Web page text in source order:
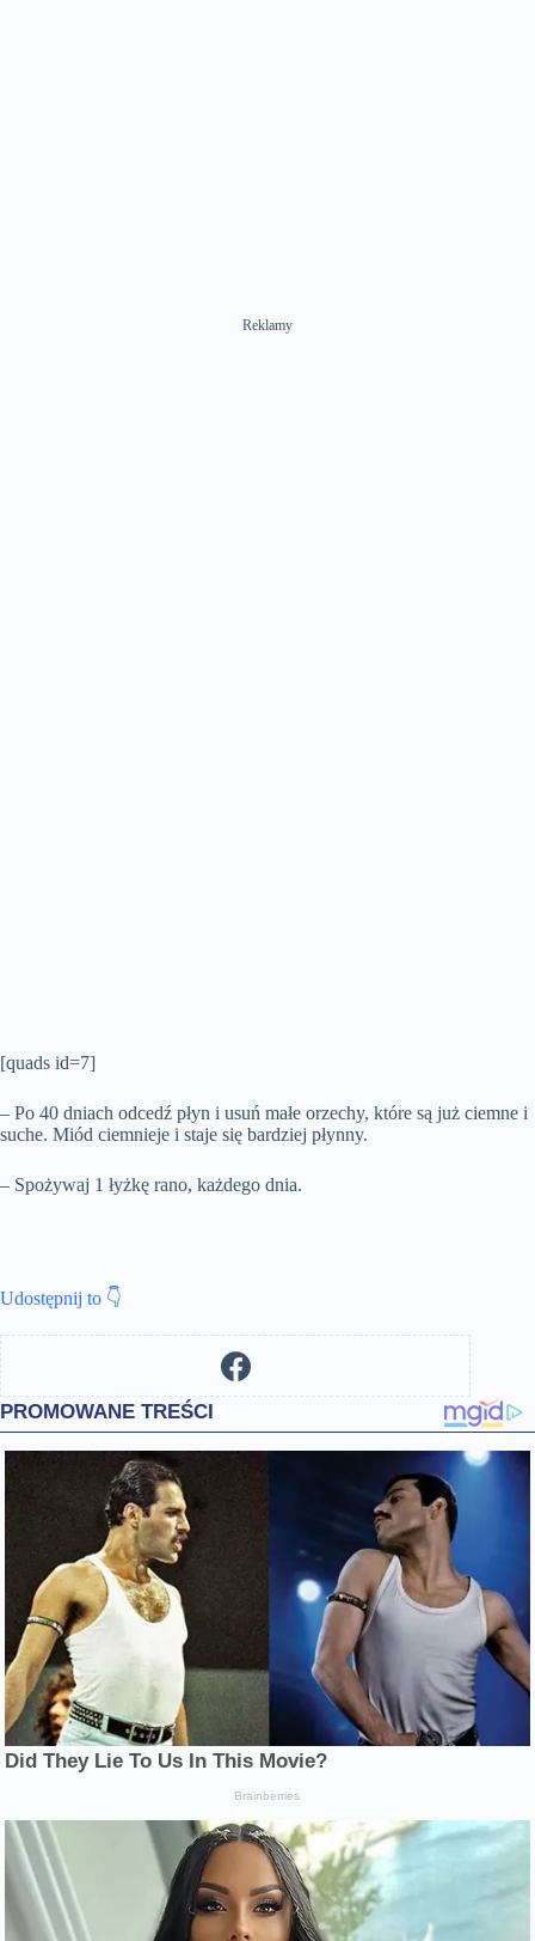
Reklamy
[quads id=7]
– Po 40 dniach odcedź płyn i usuń małe orzechy, które są już ciemne i
suche. Miód ciemnieje i staje się bardziej płynny.
– Spożywaj 1 łyżkę rano, każdego dnia.
Udostępnij to 👇